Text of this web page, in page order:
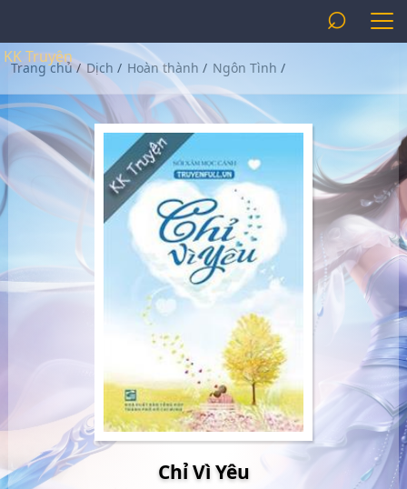
KK Truyện
⌕
Trang chủ/ Dịch / Hoàn thành / Ngôn Tình /
Chỉ Vì Yêu